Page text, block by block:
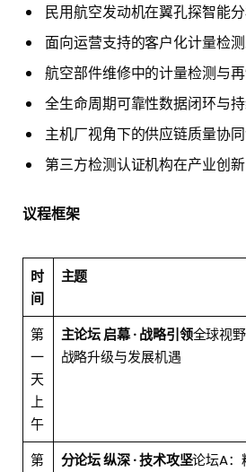
民用航空发动机在翼孔探智能
面向运营支持的客户化计量检
航空部件维修中的计量检测与
全生命周期可靠性数据闭环与
主机厂视角下的供应链质量协
第三方检测认证机构在产业创
议程框架
时
间
主题
第
一
天
上
午
主论坛启幕 · 战略引领全球视
战略升级与发展机遇
第
分论坛 纵深 · 技术攻坚论坛A：